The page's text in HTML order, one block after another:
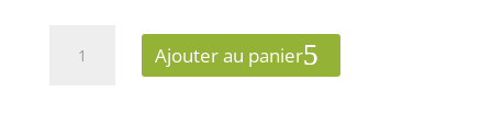
Ajouter au panier